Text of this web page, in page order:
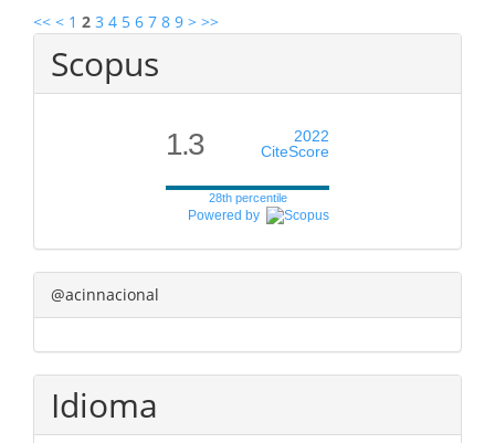
<< < 1 2 3 4 5 6 7 8 9 > >>
Scopus
1.3
2022
CiteScore
28th percentile
Powered by
@acinnacional
Idioma